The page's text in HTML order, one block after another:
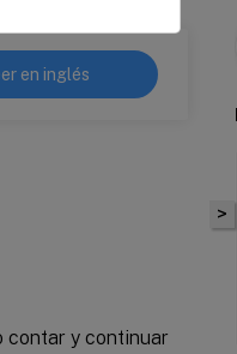
en inglés
contar y continuar
>